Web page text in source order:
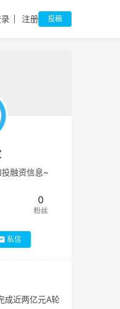
注册 投稿
融资信息~
0
粉丝
私信
成近两亿元A轮